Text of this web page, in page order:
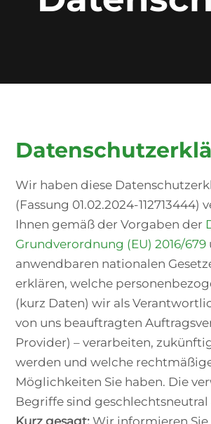
Wir haben diese
(Fassung 01.02.2024-112713444)
Ihnen gemäß der Vorgaben der
Grundverordnung (EU) 2016/679
anwendbaren nationalen
erklären, welche
(kurz Daten) wir als
von uns beauftragten
Provider) – verarbeiten,
werden und welche
Möglichkeiten Sie haben. Die
Begriffe sind geschlechtsneutral
Kurz gesagt: Wir informieren Sie